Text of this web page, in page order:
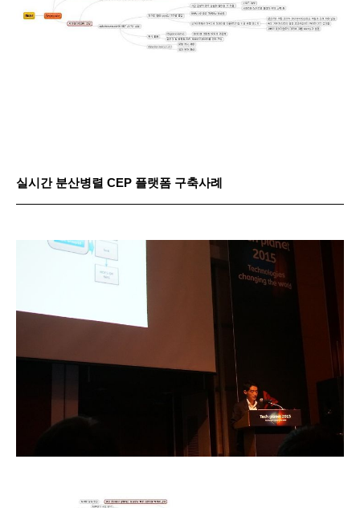
실시간 분산병렬 CEP 플랫폼 구축사례